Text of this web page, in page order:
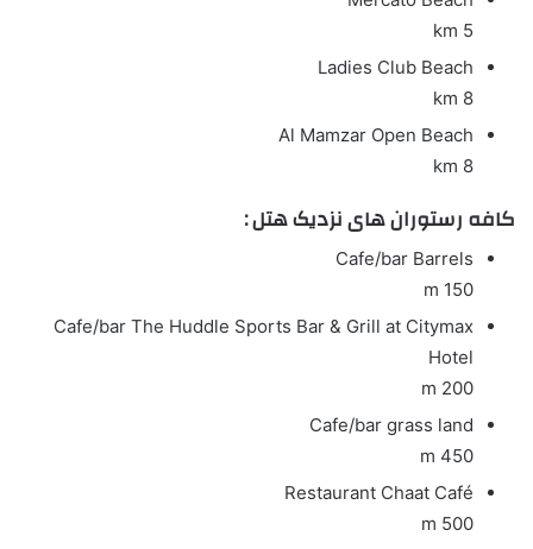
5 km
Ladies Club Beach
8 km
Al Mamzar Open Beach
8 km
کافه رستوران های نزدیک هتل :
Cafe/bar Barrels
150 m
Cafe/bar The Huddle Sports Bar & Grill at Citymax
Hotel
200 m
Cafe/bar grass land
450 m
Restaurant Chaat Café
500 m